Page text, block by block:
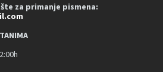
za primanje pismena: